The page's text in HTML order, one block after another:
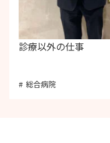
診療以外の仕事
総合病院